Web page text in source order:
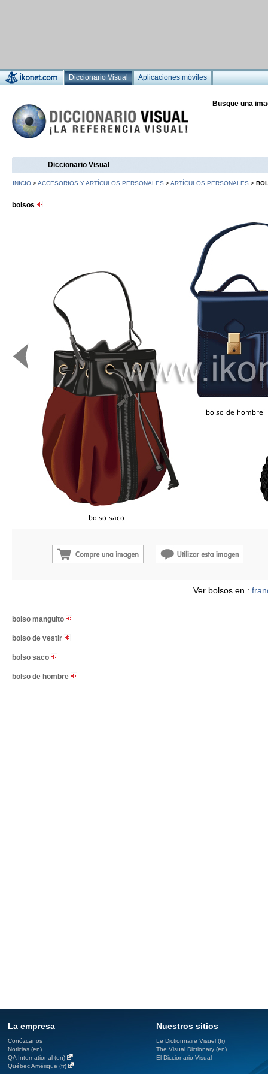
Diccionario Visual Aplicaciones móviles
Busque una
Diccionario Visual
INICIO >ACCESORIOS Y ARTÍCULOS PERSONALES >ARTÍCULOS PERSONALES >
bolsos
Ver bolsos en :
bolso manguito
bolso de vestir
bolso saco
bolso de hombre
La empresa
Conózcanos
Noticias (en)
QA International (en)
Québec Amérique (fr)
Nuestros sitios
Le Dictionnaire Visuel (fr)
The Visual Dictionary (en)
El Diccionario Visual